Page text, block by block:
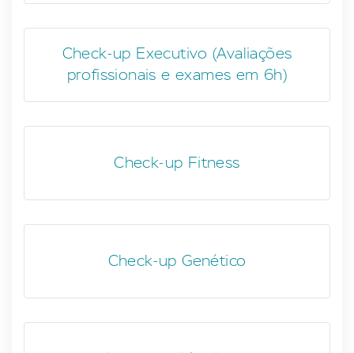
Check-up Executivo (Avaliações
profissionais e exames em 6h)
Check-up Fitness
Check-up Genético